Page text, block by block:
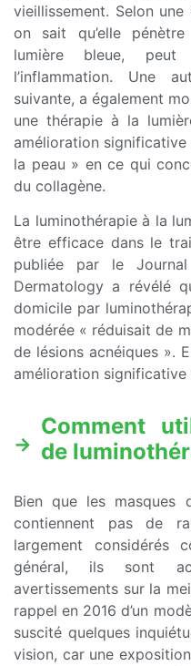
vieillissement. Selon
on sait qu’elle
lumière bleue,
l’inflammation. Une
suivante, a également
une thérapie à la
amélioration
la peau » en ce qui
du collagène.
La luminothérapie à la
être efficace dans le
publiée par le
Dermatology a révélé
domicile par
modérée « réduisait de
de lésions acnéiques ».
amélioration significative
Comment
de
Bien que les masques
contiennent pas de
largement considérés
général, ils sont
avertissements sur la
rappel en 2016 d’un
suscité quelques
vision, car une